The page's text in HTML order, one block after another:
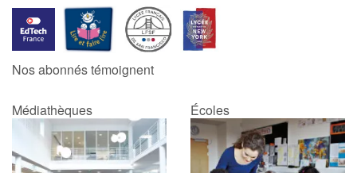
Nos abonnés témoignent
Médiathèques Écoles